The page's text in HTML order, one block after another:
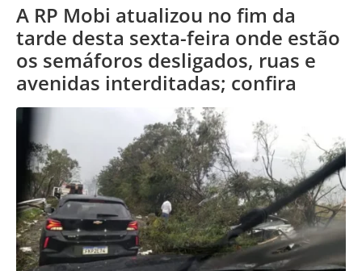
A RP Mobi atualizou no fim da
tarde desta sexta-feira onde estão
os semáforos desligados, ruas e
avenidas interditadas; confira